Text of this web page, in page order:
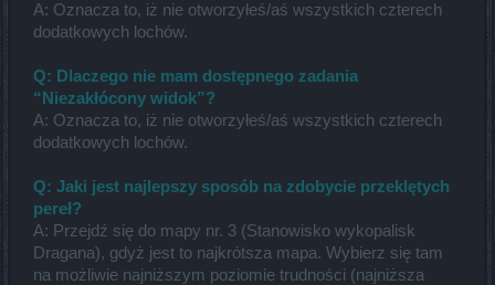
A: Oznacza to, iż nie otworzyłeś/aś wszystkich czterech
dodatkowych lochów.
Q: Dlaczego nie mam dostępnego zadania
“Niezakłócony widok”?
A: Oznacza to, iż nie otworzyłeś/aś wszystkich czterech
dodatkowych lochów.
Q: Jaki jest najlepszy sposób na zdobycie przeklętych
pereł?
A: Przejdź się do mapy nr. 3 (Stanowisko wykopalisk
Dragana), gdyż jest to najkrótsza mapa. Wybierz się tam
na możliwie najniższym poziomie trudności (najniższa